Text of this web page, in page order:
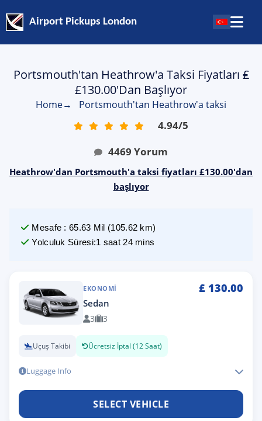
Airport Pickups London
Portsmouth'tan Heathrow'a Taksi Fiyatları ₤
£130.00'dan Başlıyor
Home→ Portsmouth'tan Heathrow'a taksi
4.94/5
4469 Yorum
Heathrow'dan Portsmouth'a taksi fiyatları £130.00'dan
başlıyor
Mesafe :65.63 Mil (105.62 km)
Yolculuk Süresi:1 saat 24 mins
EKONOMI £ 130.00
Sedan
3 3
Uçuş Takibi Ücretsiz İptal (12 Saat)
Luggage Info
SELECT VEHICLE